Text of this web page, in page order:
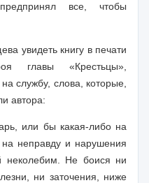
все, чтобы
увидеть книгу в печати
главы «Крестьцы»,
службу, слова, которые,
автора:
или бы какая-либо на
на неправду и нарушения
неколебим. Не боися ни
ни заточения, ниже